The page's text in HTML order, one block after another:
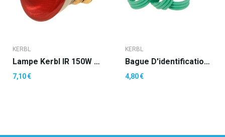
KERBL
Lampe Kerbl IR 150W Rouge, Verre De Sécurité
7,10 €
KERBL
Bague D'identification 16 Mm - Par 20 Pièces
4,80 €